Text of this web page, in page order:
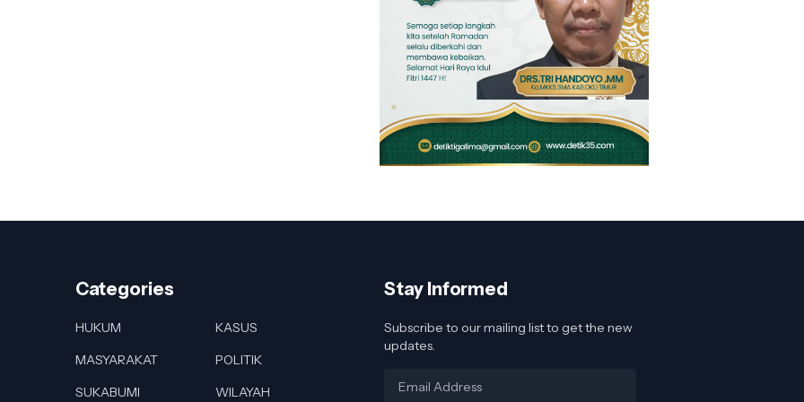
Categories
HUKUM
KASUS
MASYARAKAT
POLITIK
SUKABUMI
WILAYAH
Stay Informed
Subscribe to our mailing list to get the new
updates.